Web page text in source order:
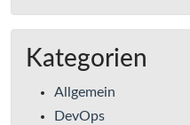
Kategorien
Allgemein
DevOps